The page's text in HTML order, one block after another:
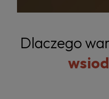
Dlaczego